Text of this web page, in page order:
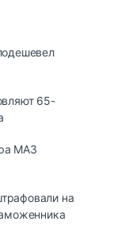
65-
МАЗ
на